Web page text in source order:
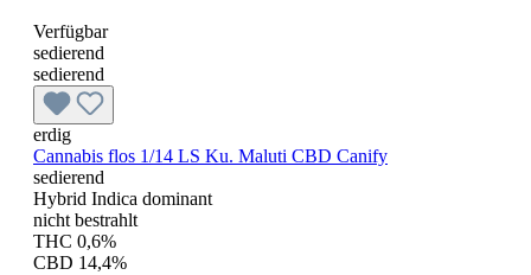
Verfügbar
sedierend
sedierend
erdig
Cannabis flos 1/14 LS Ku. Maluti CBD Canify
sedierend
Hybrid Indica dominant
nicht bestrahlt
THC 0,6%
CBD 14,4%